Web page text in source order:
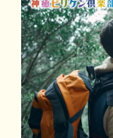
はじめての方へ
交流の場
学びの場